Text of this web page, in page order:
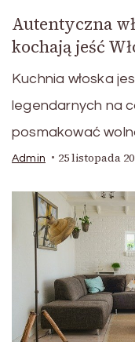
Autentyczna
kochają jeść
Kuchnia włoska
legendarnych na
posmakować
Admin 25 listopada